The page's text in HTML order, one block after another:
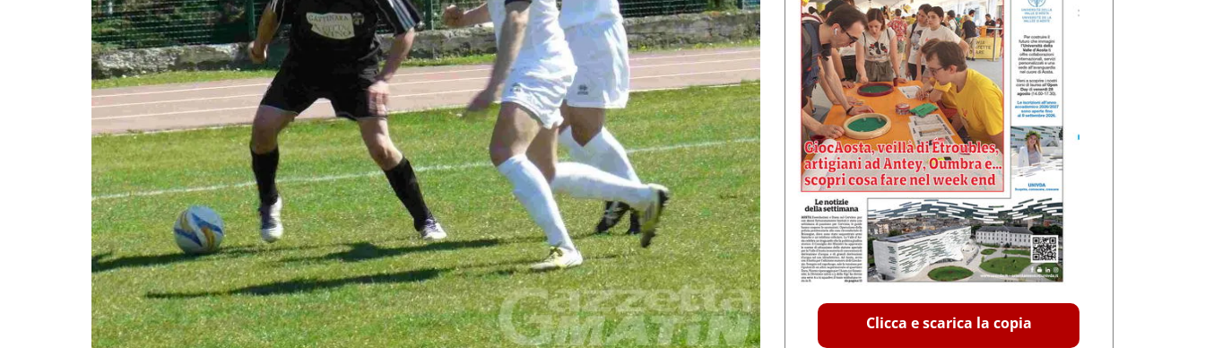
Clicca e scarica la copia